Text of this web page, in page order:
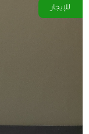
للإيجار